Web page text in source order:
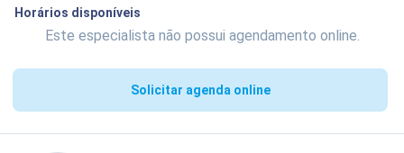
Horários disponíveis
Este especialista não possui agendamento online.
Solicitar agenda online